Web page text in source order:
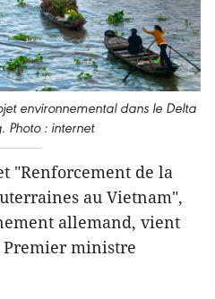
environnemental dans le Delta
Photo : internet
"Renforcement de la
au Vietnam",
allemand, vient
Premier ministre